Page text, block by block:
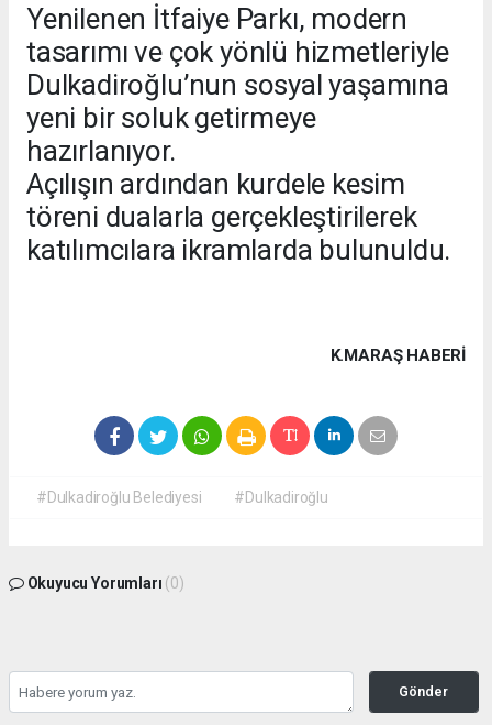
Yenilenen İtfaiye Parkı, modern
tasarımı ve çok yönlü hizmetleriyle
Dulkadiroğlu’nun sosyal yaşamına
yeni bir soluk getirmeye
hazırlanıyor.
Açılışın ardından kurdele kesim
töreni dualarla gerçekleştirilerek
katılımcılara ikramlarda bulunuldu.
K.MARAŞ HABERİ
#Dulkadiroğlu Belediyesi #Dulkadiroğlu
Okuyucu Yorumları (0)
Gönder